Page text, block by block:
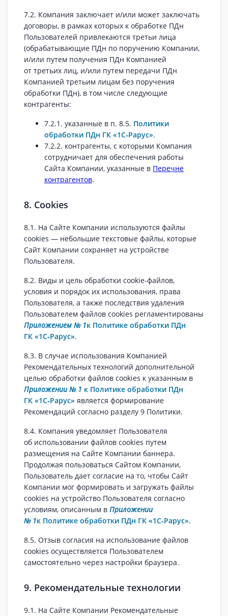
7.2. Компания заключает и/или может заключать
договоры, в рамках которых к обработке ПДн
Пользователей привлекаются третьи лица
(обрабатывающие ПДн по поручению Компании,
и/или путем получения ПДн Компанией
от третьих лиц, и/или путем передачи ПДн
Компанией третьим лицам без поручения
обработки ПДн), в том числе следующие
контрагенты:
7.2.1. указанные в п. 8.5. Политики
обработки ПДн ГК «1С‑Рарус».
7.2.2. контрагенты, с которыми Компания
сотрудничает для обеспечения работы
Сайта Компании, указанные в Перечне
контрагентов.
8. Cookies
8.1. На Сайте Компании используются файлы
cookies — небольшие текстовые файлы, которые
Сайт Компании сохраняет на устройстве
Пользователя.
8.2. Виды и цель обработки cookie‑файлов,
условия и порядок их использования, права
Пользователя, а также последствия удаления
Пользователем файлов cookies регламентированы
Приложением № 1к Политике обработки ПДн
ГК «1С‑Рарус».
8.3. В случае использования Компанией
Рекомендательных технологий дополнительной
целью обработки файлов cookies к указанным в
Приложении № 1 к Политике обработки ПДн
ГК «1С‑Рарус» является формирование
Рекомендаций согласно разделу 9 Политики.
8.4. Компания уведомляет Пользователя
об использовании файлов cookies путем
размещения на Сайте Компании баннера.
Продолжая пользоваться Сайтом Компании,
Пользователь дает согласие на то, чтобы Сайт
Компании мог формировать и загружать файлы
cookies на устройство Пользователя согласно
условиям, описанным в Приложении
№ 1к Политике обработки ПДн ГК «1С‑Рарус».
8.5. Отзыв согласия на использование файлов
cookies осуществляется Пользователем
самостоятельно через настройки браузера.
9. Рекомендательные технологии
9.1. На Сайте Компании Рекомендательные